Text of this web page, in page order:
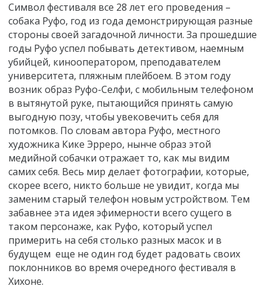
Символ фестиваля все 28 лет его проведения –
собака Руфо, год из года демонстрирующая разные
стороны своей загадочной личности. За прошедшие
годы Руфо успел побывать детективом, наемным
убийцей, кинооператором, преподавателем
университета, пляжным плейбоем. В этом году
возник образ Руфо-Селфи, с мобильным телефоном
в вытянутой руке, пытающийся принять самую
выгодную позу, чтобы увековечить себя для
потомков. По словам автора Руфо, местного
художника Кике Эрреро, нынче образ этой
медийной собачки отражает то, как мы видим
самих себя. Весь мир делает фотографии, которые,
скорее всего, никто больше не увидит, когда мы
заменим старый телефон новым устройством. Тем
забавнее эта идея эфимерности всего сущего в
таком персонаже, как Руфо, который успел
примерить на себя столько разных масок и в
будущем еще не один год будет радовать своих
поклонников во время очередного фестиваля в
Хихоне.